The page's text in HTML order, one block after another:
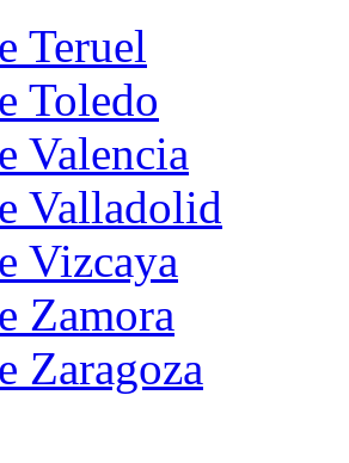
Teruel
Toledo
Valencia
Valladolid
Vizcaya
Zamora
Zaragoza